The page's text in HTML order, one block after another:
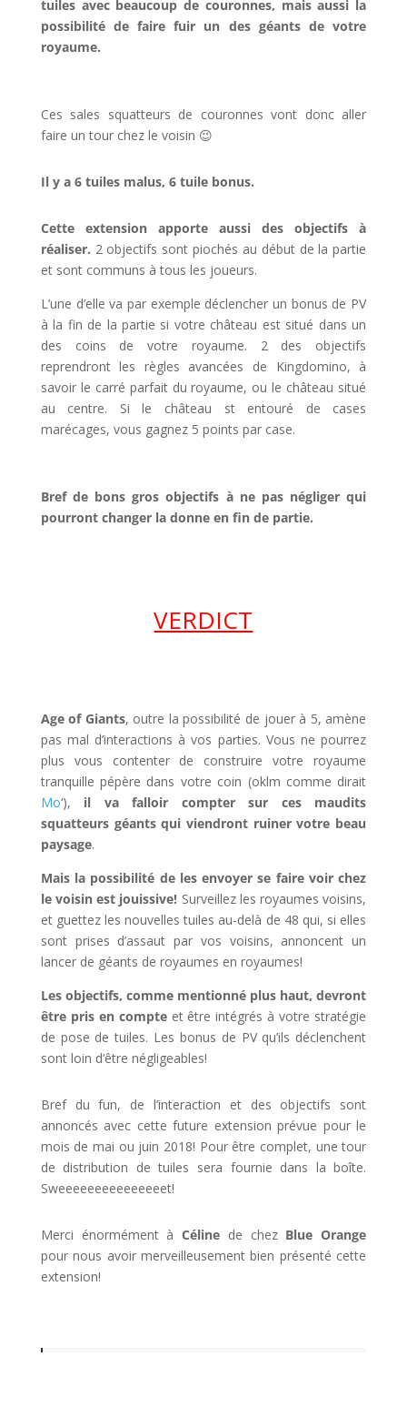
tuiles avec beaucoup de couronnes, mais aussi la
possibilité de faire fuir un des géants de votre
royaume.
Ces sales squatteurs de couronnes vont donc aller
faire un tour chez le voisin 😉
Il y a 6 tuiles malus, 6 tuile bonus.
Cette extension apporte aussi des objectifs à
réaliser. 2 objectifs sont piochés au début de la partie
et sont communs à tous les joueurs.
L’une d’elle va par exemple déclencher un bonus de PV
à la fin de la partie si votre château est situé dans un
des coins de votre royaume. 2 des objectifs
reprendront les règles avancées de Kingdomino, à
savoir le carré parfait du royaume, ou le château situé
au centre. Si le château st entouré de cases
marécages, vous gagnez 5 points par case.
Bref de bons gros objectifs à ne pas négliger qui
pourront changer la donne en fin de partie.
VERDICT
Age of Giants, outre la possibilité de jouer à 5, amène
pas mal d’interactions à vos parties. Vous ne pourrez
plus vous contenter de construire votre royaume
tranquille pépère dans votre coin (oklm comme dirait
Mo‘), il va falloir compter sur ces maudits
squatteurs géants qui viendront ruiner votre beau
paysage.
Mais la possibilité de les envoyer se faire voir chez
le voisin est jouissive! Surveillez les royaumes voisins,
et guettez les nouvelles tuiles au-delà de 48 qui, si elles
sont prises d’assaut par vos voisins, annoncent un
lancer de géants de royaumes en royaumes!
Les objectifs, comme mentionné plus haut, devront
être pris en compteet être intégrés à votre stratégie
de pose de tuiles. Les bonus de PV qu’ils déclenchent
sont loin d’être négligeables!
Bref du fun, de l’interaction et des objectifs sont
annoncés avec cette future extension prévue pour le
mois de mai ou juin 2018! Pour être complet, une tour
de distribution de tuiles sera fournie dans la boîte.
Sweeeeeeeeeeeeeeet!
Merci énormément àCéline de chez Blue Orange
pour nous avoir merveilleusement bien présenté cette
extension!